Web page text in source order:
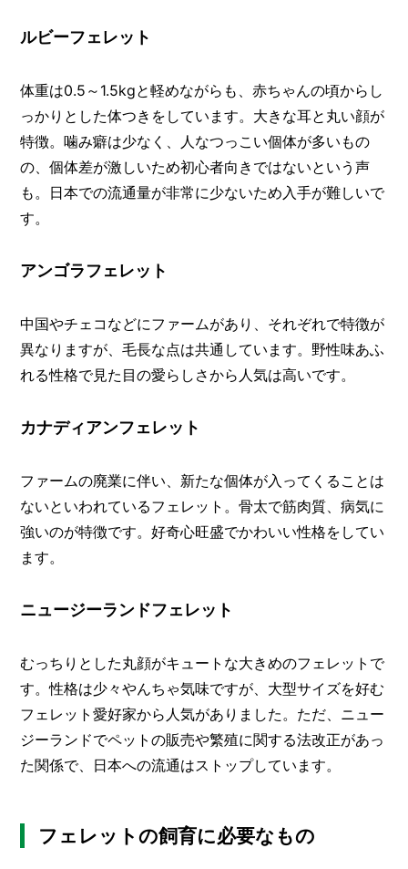
ルビーフェレット
体重は0.5～1.5kgと軽めながらも、赤ちゃんの頃からし
っかりとした体つきをしています。大きな耳と丸い顔が
特徴。噛み癖は少なく、人なつっこい個体が多いもの
の、個体差が激しいため初心者向きではないという声
も。日本での流通量が非常に少ないため入手が難しいで
す。
アンゴラフェレット
中国やチェコなどにファームがあり、それぞれで特徴が
異なりますが、毛長な点は共通しています。野性味あふ
れる性格で見た目の愛らしさから人気は高いです。
カナディアンフェレット
ファームの廃業に伴い、新たな個体が入ってくることは
ないといわれているフェレット。骨太で筋肉質、病気に
強いのが特徴です。好奇心旺盛でかわいい性格をしてい
ます。
ニュージーランドフェレット
むっちりとした丸顔がキュートな大きめのフェレットで
す。性格は少々やんちゃ気味ですが、大型サイズを好む
フェレット愛好家から人気がありました。ただ、ニュー
ジーランドでペットの販売や繁殖に関する法改正があっ
た関係で、日本への流通はストップしています。
フェレットの飼育に必要なもの